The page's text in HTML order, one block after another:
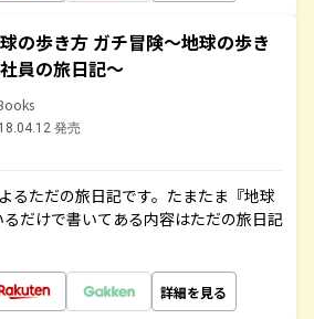
の歩き方 ガチ冒険～地球の歩き
員の旅日記～
発売
るただの旅日記です。たまたま『地球
だけで書いてある内容はただの旅日記
詳細を見る